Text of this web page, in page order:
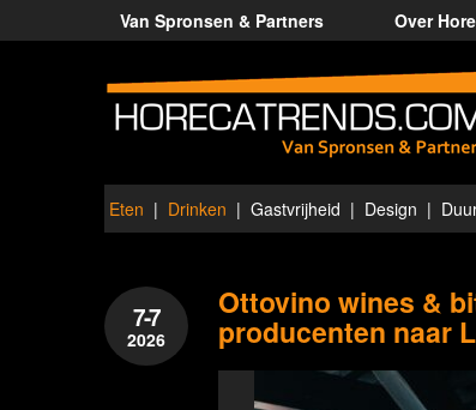
Van Spronsen & Partners Over
Eten Drinken Gastvrijheid Design
7-7
2026
Ottovino wines &
producenten naar